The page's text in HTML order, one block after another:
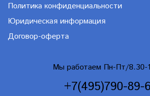
Политика конфиденциальности
Юридическая информация
Договор-оферта
Мы работаем Пн-Пт/8.30-
+7(495)790-89-